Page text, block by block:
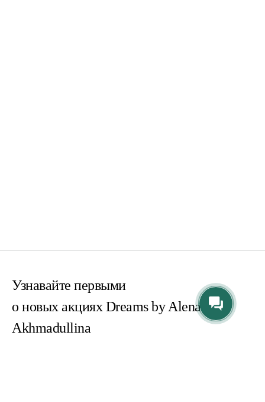
Узнавайте первыми
о новых акциях Dreams by Alena
Akhmadullina